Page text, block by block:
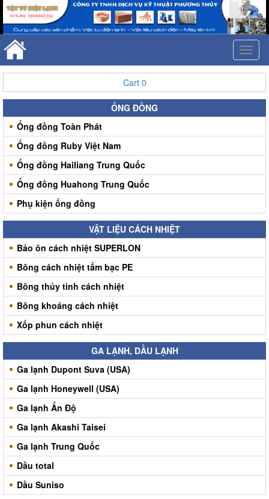
Cart 0
ỐNG ĐỒNG
Ống đồng Toàn Phát
Ống đồng Ruby Việt Nam
Ống đồng Hailiang Trung Quốc
Ống đồng Huahong Trung Quốc
Phụ kiện ống đồng
VẬT LIỆU CÁCH NHIỆT
Bảo ôn cách nhiệt SUPERLON
Bông cách nhiệt tấm bạc PE
Bông thủy tinh cách nhiệt
Bông khoáng cách nhiệt
Xốp phun cách nhiệt
GA LẠNH, DẦU LẠNH
Ga lạnh Dupont Suva (USA)
Ga lạnh Honeywell (USA)
Ga lạnh Ấn Độ
Ga lạnh Akashi Taisei
Ga lạnh Trung Quốc
Dầu total
Dầu Suniso